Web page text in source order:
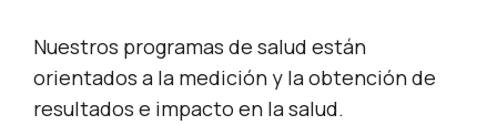
Nuestros programas de salud están
orientados a la medición y la obtención de
resultados e impacto en la salud.